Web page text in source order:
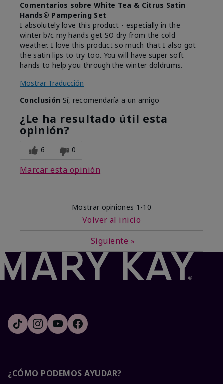
Comentarios sobre White Tea & Citrus Satin
Hands® Pampering Set
I absolutely love this product - especially in the
winter b/c my hands get SO dry from the cold
weather. I love this product so much that I also got
the satin lips to try too. You will have super soft
hands to help you through the winter doldrums.
Mostrar Traducción
Conclusión Sí, recomendaría a un amigo
¿Le ha resultado útil esta
opinión?
6 0
Marcar esta opinión
Mostrar opiniones 1-10
Volver al inicio
Siguiente »
¿CÓMO PODEMOS AYUDAR?